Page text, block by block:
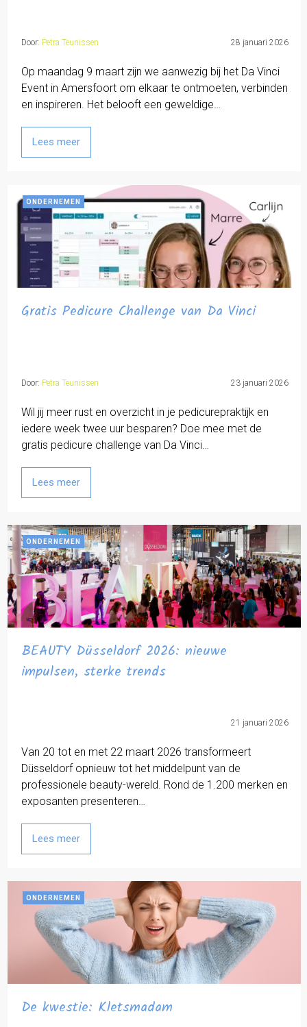
Door: Petra Teunissen 28 januari 2026
Op maandag 9 maart zijn we aanwezig bij het Da Vinci
Event in Amersfoort om elkaar te ontmoeten, verbinden
en inspireren. Het belooft een geweldige…
Lees meer
ONDERNEMEN
Gratis Pedicure Challenge van Da Vinci
Door: Petra Teunissen 23 januari 2026
Wil jij meer rust en overzicht in je pedicurepraktijk en
iedere week twee uur besparen? Doe mee met de
gratis pedicure challenge van Da Vinci…
Lees meer
ONDERNEMEN
BEAUTY Düsseldorf 2026: nieuwe
impulsen, sterke trends
21 januari 2026
Van 20 tot en met 22 maart 2026 transformeert
Düsseldorf opnieuw tot het middelpunt van de
professionele beauty-wereld. Rond de 1.200 merken en
exposanten presenteren…
Lees meer
ONDERNEMEN
De kwestie: Kletsmadam